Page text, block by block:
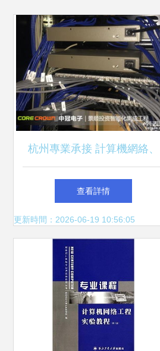
杭州專業承接 計算機網絡、
UPS系統、門禁與一卡通及綜
合網絡工程一體化解決方案
查看詳情
更新時間：2026-06-19 10:56:05